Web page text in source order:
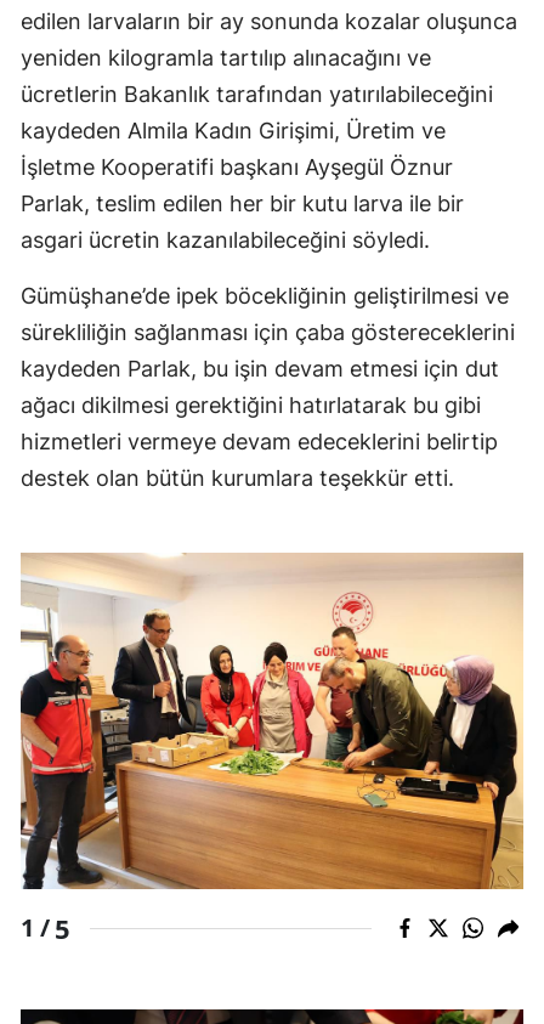
Manisa
Kahramanmaraş
Mardin
Muğla
Niğde
Ordu
Rize
Sakarya
Sinop
Sivas
Tekirdağ
Tokat
Trabzon
Tunceli
Van
edilen larvaların bir ay sonunda kozalar oluşunca
yeniden kilogramla tartılıp alınacağını ve
ücretlerin Bakanlık tarafından yatırılabileceğini
kaydeden Almila Kadın Girişimi, Üretim ve
İşletme Kooperatifi başkanı Ayşegül Öznur
Parlak, teslim edilen her bir kutu larva ile bir
asgari ücretin kazanılabileceğini söyledi.
Gümüşhane’de ipek böcekliğinin geliştirilmesi ve
sürekliliğin sağlanması için çaba göstereceklerini
kaydeden Parlak, bu işin devam etmesi için dut
ağacı dikilmesi gerektiğini hatırlatarak bu gibi
hizmetleri vermeye devam edeceklerini belirtip
destek olan bütün kurumlara teşekkür etti.
1 /5